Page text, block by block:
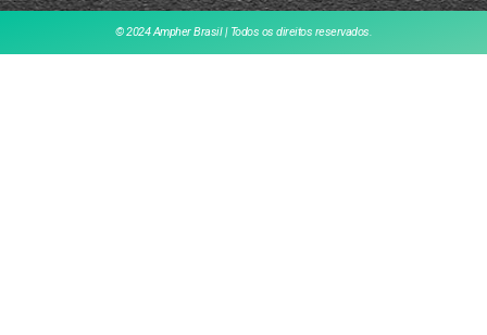
© 2024 Ampher Brasil | Todos os direitos reservados.